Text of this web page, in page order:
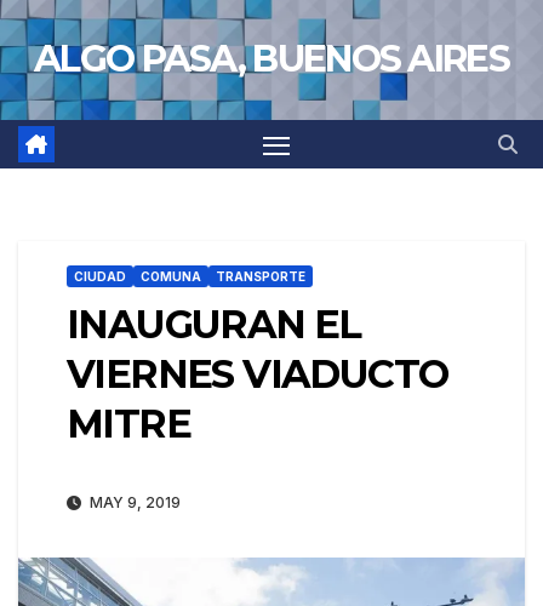
Saltar
al
contenido
ALGO PASA, BUENOS AIRES
CIUDAD COMUNA TRANSPORTE
INAUGURAN EL
VIERNES VIADUCTO
MITRE
MAY 9, 2019